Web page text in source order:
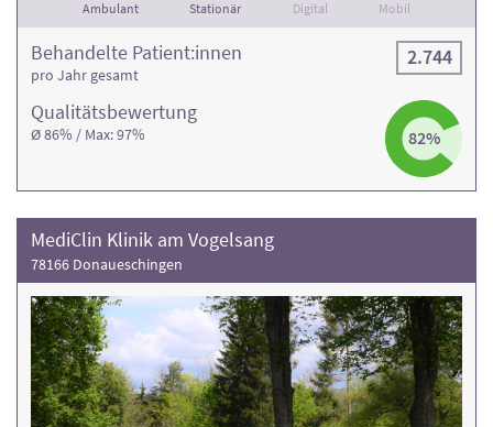
Ambulant Stationär Digital Mobil
Qualitäts­bewertung
Ø 86% / Max: 97% 82%
Behandelte Patient:innen
pro Jahr gesamt
2.744
MediClin Klinik am Vogelsang
78166 Donaueschingen